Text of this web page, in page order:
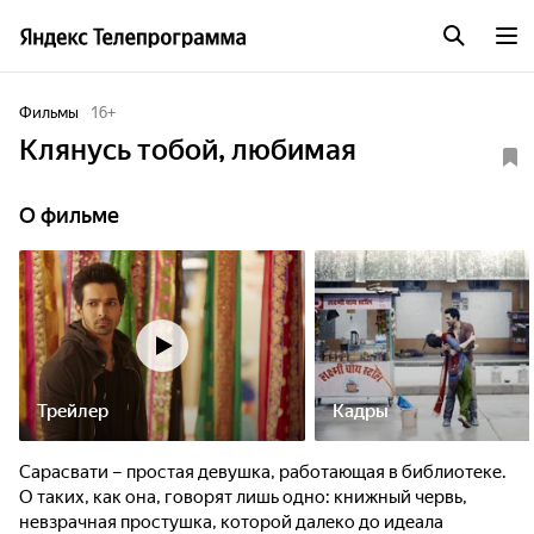
Фильмы 16+
Клянусь тобой, любимая
О фильме
Трейлер Кадры
Сарасвати – простая девушка, работающая в библиотеке.
О таких, как она, говорят лишь одно: книжный червь,
невзрачная простушка, которой далеко до идеала